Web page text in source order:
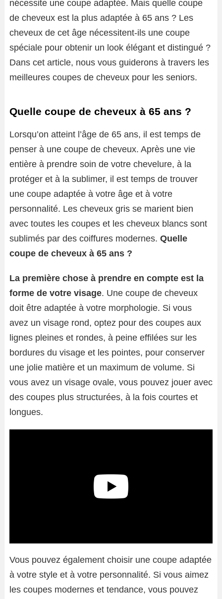
nécessite une coupe adaptée. Mais quelle coupe
de cheveux est la plus adaptée à 65 ans ? Les
cheveux de cet âge nécessitent-ils une coupe
spéciale pour obtenir un look élégant et distingué ?
Dans cet article, nous vous guiderons à travers les
meilleures coupes de cheveux pour les seniors.
Quelle coupe de cheveux à 65 ans ?
Lorsqu’on atteint l’âge de 65 ans, il est temps de
penser à une coupe de cheveux. Après une vie
entière à prendre soin de votre chevelure, à la
protéger et à la sublimer, il est temps de trouver
une coupe adaptée à votre âge et à votre
personnalité. Les cheveux gris se marient bien
avec toutes les coupes et les cheveux blancs sont
sublimés par des coiffures modernes. Quelle
coupe de cheveux à 65 ans ?
La première chose à prendre en compte est la
forme de votre visage. Une coupe de cheveux
doit être adaptée à votre morphologie. Si vous
avez un visage rond, optez pour des coupes aux
lignes pleines et rondes, à peine effilées sur les
bordures du visage et les pointes, pour conserver
une jolie matière et un maximum de volume. Si
vous avez un visage ovale, vous pouvez jouer avec
des coupes plus structurées, à la fois courtes et
longues.
Vous pouvez également choisir une coupe adaptée
à votre style et à votre personnalité. Si vous aimez
les coupes modernes et tendance, vous pouvez